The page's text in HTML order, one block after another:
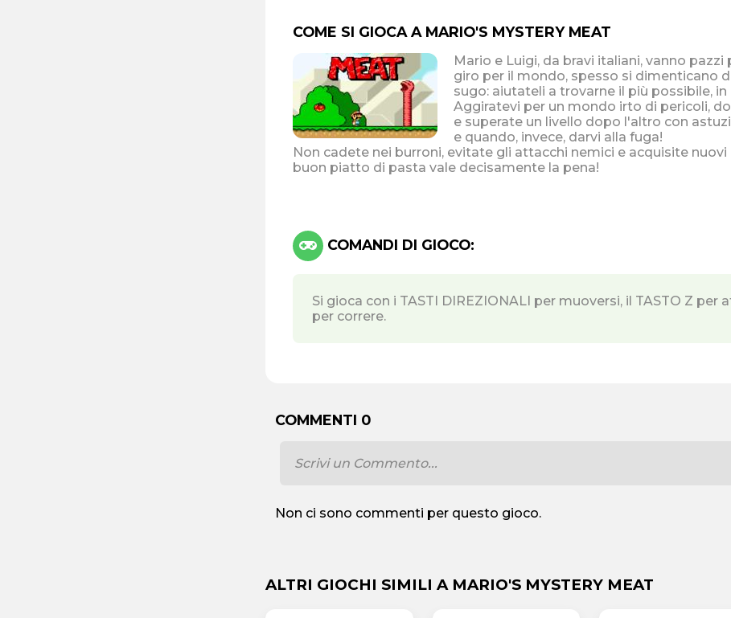
COME SI GIOCA A MARIO'S MYSTERY MEAT
Mario e Luigi, da bravi italiani, vanno
giro per il mondo, spesso si dimenticano
sugo: aiutateli a trovarne il più possibile,
Aggiratevi per un mondo irto di pericoli,
e superate un livello dopo l'altro con
e quando, invece, darvi alla fuga!
Non cadete nei burroni, evitate gli attacchi nemici e acquisite
buon piatto di pasta vale decisamente la pena!
COMANDI DI GIOCO:
Si gioca con i TASTI DIREZIONALI per muoversi, il TASTO Z per
per correre.
COMMENTI 0
Non ci sono commenti per questo gioco.
ALTRI GIOCHI SIMILI A MARIO'S MYSTERY MEAT